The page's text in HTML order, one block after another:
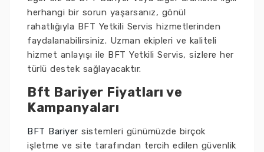
herhangi bir sorun yaşarsanız, gönül
rahatlığıyla BFT Yetkili Servis hizmetlerinden
faydalanabilirsiniz. Uzman ekipleri ve kaliteli
hizmet anlayışı ile BFT Yetkili Servis, sizlere her
türlü destek sağlayacaktır.
Bft Bariyer Fiyatları ve
Kampanyaları
BFT Bariyer sistemleri günümüzde birçok
işletme ve site tarafından tercih edilen güvenlik